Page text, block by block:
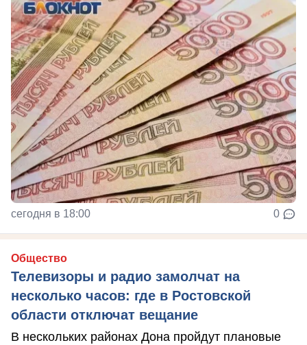
сегодня в 18:00 0
Общество
Телевизоры и радио замолчат на
несколько часов: где в Ростовской
области отключат вещание
В нескольких районах Дона пройдут плановые